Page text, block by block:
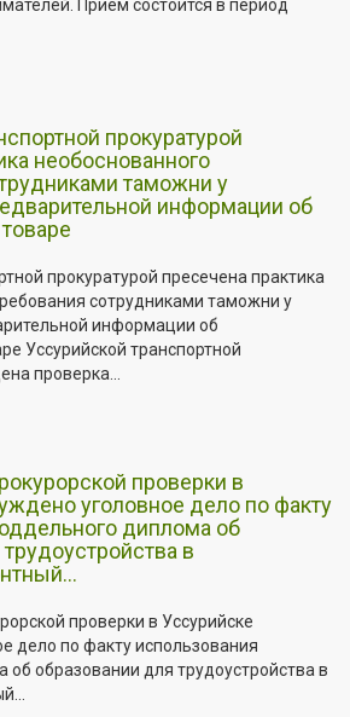
Прием состоится в период
прокуратурой
необоснованного
таможни у
информации об
прокуратурой пресечена практика
сотрудниками таможни у
информации об
Уссурийской транспортной
проверка...
проверки в
уголовное дело по факту
диплома об
в
проверки в Уссурийске
дело по факту использования
образовании для трудоустройства в